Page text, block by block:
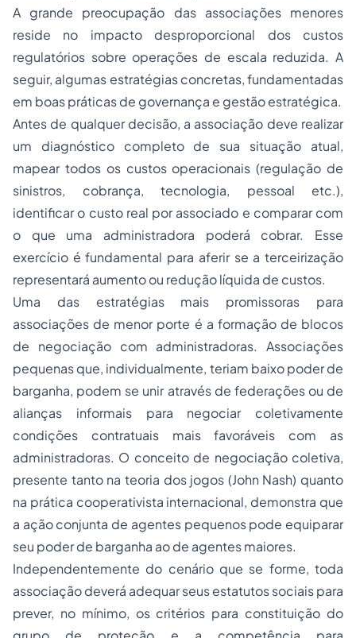
A grande preocupação das associações menores
reside no impacto desproporcional dos custos
regulatórios sobre operações de escala reduzida. A
seguir, algumas estratégias concretas, fundamentadas
em boas práticas de governança e gestão estratégica.
Antes de qualquer decisão, a associação deve realizar
um diagnóstico completo de sua situação atual,
mapear todos os custos operacionais (regulação de
sinistros, cobrança, tecnologia, pessoal etc.),
identificar o custo real por associado e comparar com
o que uma administradora poderá cobrar. Esse
exercício é fundamental para aferir se a terceirização
representará aumento ou redução líquida de custos.
Uma das estratégias mais promissoras para
associações de menor porte é a formação de blocos
de negociação com administradoras. Associações
pequenas que, individualmente, teriam baixo poder de
barganha, podem se unir através de federações ou de
alianças informais para negociar coletivamente
condições contratuais mais favoráveis com as
administradoras. O conceito de negociação coletiva,
presente tanto na teoria dos jogos (John Nash) quanto
na prática cooperativista internacional, demonstra que
a ação conjunta de agentes pequenos pode equiparar
seu poder de barganha ao de agentes maiores.
Independentemente do cenário que se forme, toda
associação deverá adequar seus estatutos sociais para
prever, no mínimo, os critérios para constituição do